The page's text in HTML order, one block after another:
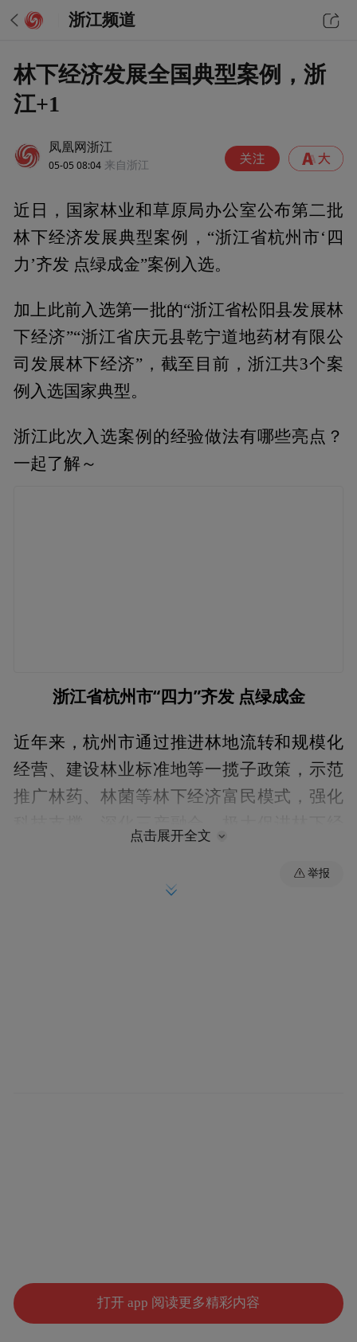
浙江频道
林下经济发展全国典型案例，浙
江+1
凤凰网浙江
05-05 08:04 来自浙江
近日，国家林业和草原局办公室公布第二批
林下经济发展典型案例，“浙江省杭州市‘四
力’齐发 点绿成金”案例入选。
加上此前入选第一批的“浙江省松阳县发展林
下经济”“浙江省庆元县乾宁道地药材有限公
司发展林下经济”，截至目前，浙江共3个案
例入选国家典型。
浙江此次入选案例的经验做法有哪些亮点？
一起了解～
浙江省杭州市“四力”齐发 点绿成金
近年来，杭州市通过推进林地流转和规模化
经营、建设林业标准地等一揽子政策，示范
推广林药、林菌等林下经济富民模式，强化
以“林长制”引领林下经济高质量发展。安排
950万元林业产业基础设施建设资金，重点扶
点击展开全文
举报
打开 app 阅读更多精彩内容